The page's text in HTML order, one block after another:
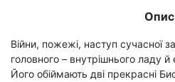
Опис
Війни, пожежі, наступ сучасної
головного – внутрішнього ладу
Його обіймають дві прекрасні